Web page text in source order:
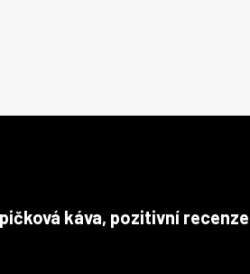
káva, pozitivní recenze